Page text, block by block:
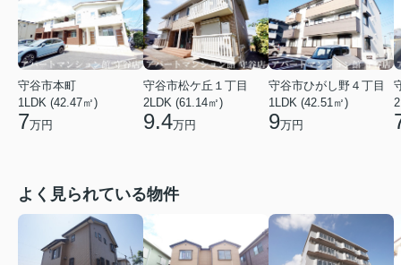
守谷市本町
1LDK (42.47㎡)
7万円
守谷市松ケ丘１丁目
2LDK (61.14㎡)
9.4万円
守谷市ひがし野４丁目
1LDK (42.51㎡)
9万円
よく見られている物件